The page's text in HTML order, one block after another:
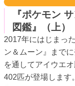
『ポケモン
図鑑』（上）
2017年にはじまっ
ン＆ムーン』まで
を通してアイウエ
402匹が登場します。